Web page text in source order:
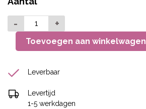
- +
Toevoegen aan winkelwagen
Leverbaar
Levertijd
1-5 werkdagen